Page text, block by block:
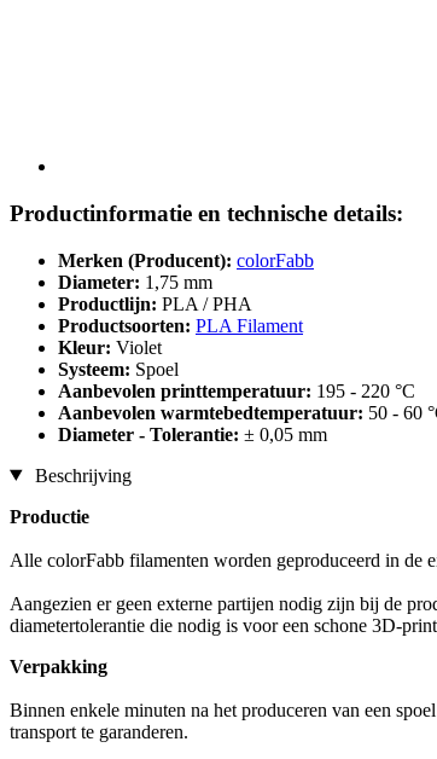
Productinformatie en technische details:
Merken (Producent): colorFabb
Diameter: 1,75 mm
Productlijn: PLA / PHA
Productsoorten: PLA Filament
Kleur: Violet
Systeem: Spoel
Aanbevolen printtemperatuur: 195 - 220 °C
Aanbevolen warmtebedtemperatuur: 50 - 60
Diameter - Tolerantie: ± 0,05 mm
Beschrijving
Productie
Alle colorFabb filamenten worden geproduceerd in de
Aangezien er geen externe partijen nodig zijn bij de
diametertolerantie die nodig is voor een schone 3D-
Verpakking
Binnen enkele minuten na het produceren van een
transport te garanderen.